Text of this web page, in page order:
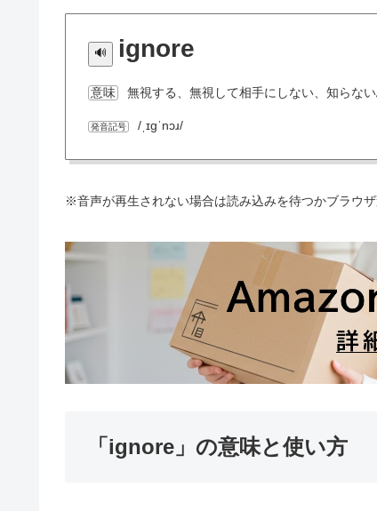
ignore
意味 無視する、無視して相手にしない、知らな
発音記号 /ˌɪɡˈnɔɹ/
※音声が再生されない場合は読み込みを待つかブラウザ
「ignore」の意味と使い方